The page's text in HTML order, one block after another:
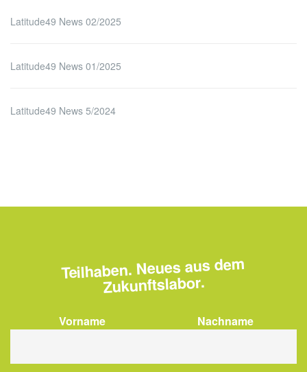
Latitude49 News 02/2025
Latitude49 News 01/2025
Latitude49 News 5/2024
Teilhaben. Neues aus dem
Zukunftslabor.
Vorname Nachname